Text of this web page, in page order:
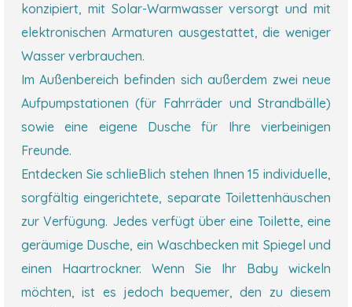
konzipiert, mit Solar-Warmwasser versorgt und mit
elektronischen Armaturen ausgestattet, die weniger
Wasser verbrauchen.
Im Außenbereich befinden sich außerdem zwei neue
Aufpumpstationen (für Fahrräder und Strandbälle)
sowie eine eigene Dusche für Ihre vierbeinigen
Freunde.
Entdecken Sie schlieBlich stehen Ihnen 15 individuelle,
sorgfältig eingerichtete, separate Toilettenhäuschen
zur Verfügung. Jedes verfügt über eine Toilette, eine
geräumige Dusche, ein Waschbecken mit Spiegel und
einen Haartrockner. Wenn Sie Ihr Baby wickeln
möchten, ist es jedoch bequemer, den zu diesem